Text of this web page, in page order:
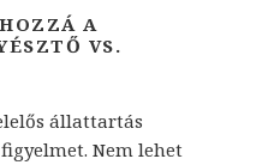
A
VS.
állattartás
Nem lehet